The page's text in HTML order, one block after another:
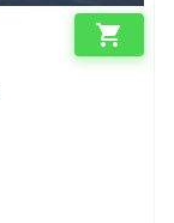
shopping_cart